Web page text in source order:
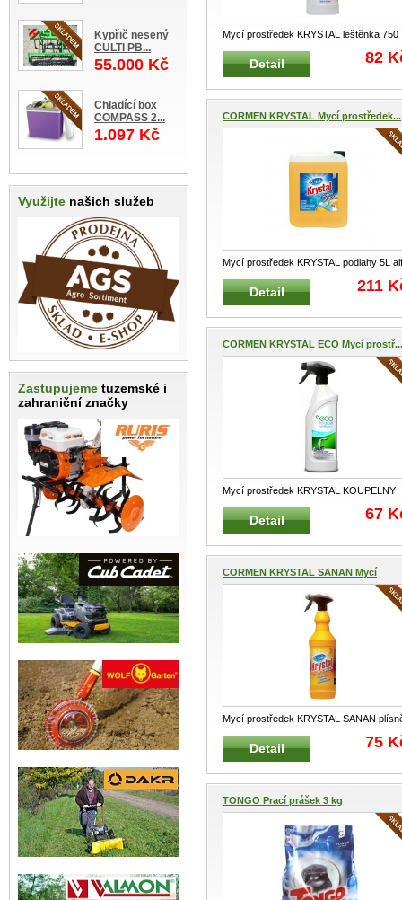
Kypřič nesený
CULTI PB...
55.000 Kč
Chladící box
COMPASS 2...
1.097 Kč
Využijte našich služeb
Zastupujeme tuzemské i
zahraniční značky
Mycí prostředek KRYSTAL leštěnka 750
ml Speciální přípravek na čištěn
...
Detail 82
CORMEN KRYSTAL Mycí prostředek...
Mycí prostředek KRYSTAL podlahy 5L
s alkoholem Mytí podlah beze
...
Detail 211
CORMEN KRYSTAL ECO Mycí prostř...
Mycí prostředek KRYSTAL KOUPELNY
ECO 750 ml Vysoká účinnost při odstr...
Detail 67
CORMEN KRYSTAL SANAN Mycí
pros...
Mycí prostředek KRYSTAL SANAN
1L Obsahuje aktivní chlor, který
...
Detail 75
TONGO Prací prášek 3 kg